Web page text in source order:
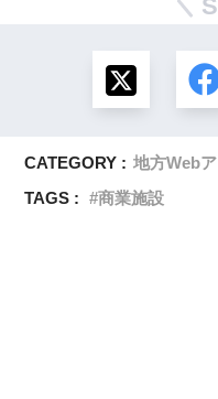
CATEGORY : 地方Web
TAGS :
商業施設